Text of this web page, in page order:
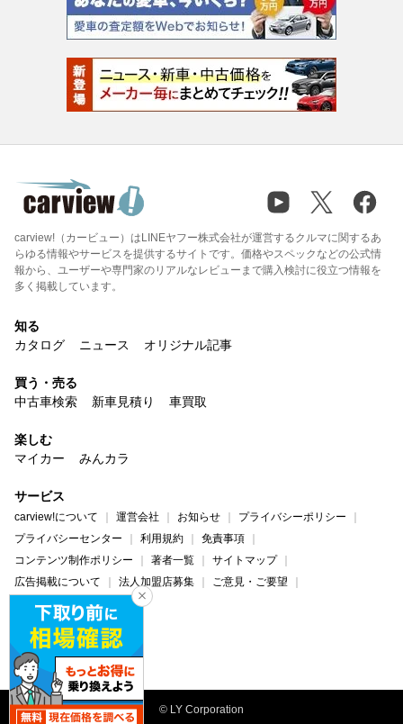
carview!（カービュー）はLINEヤフー株式会社が運営するクルマに関するあ
らゆる情報やサービスを提供するサイトです。価格やスペックなどの公式情
報から、ユーザーや専門家のリアルなレビューまで購入検討に役立つ情報を
多く掲載しています。
知る
カタログ
ニュース オリジナル記事
買う・売る
中古車検索
新車見積り 車買取
楽しむ
マイカー
みんカラ
サービス
carview!について 運営会社 お知らせ
プライバシーポリシー
プライバシーセンター
利用規約
免責事項
コンテンツ制作ポリシー
著者一覧
サイトマップ
広告掲載について
法人加盟店募集
ご意見・ご要望
ヘルプ・お問い合わせ
carview! Yahoo! JAPAN
© LY Corporation